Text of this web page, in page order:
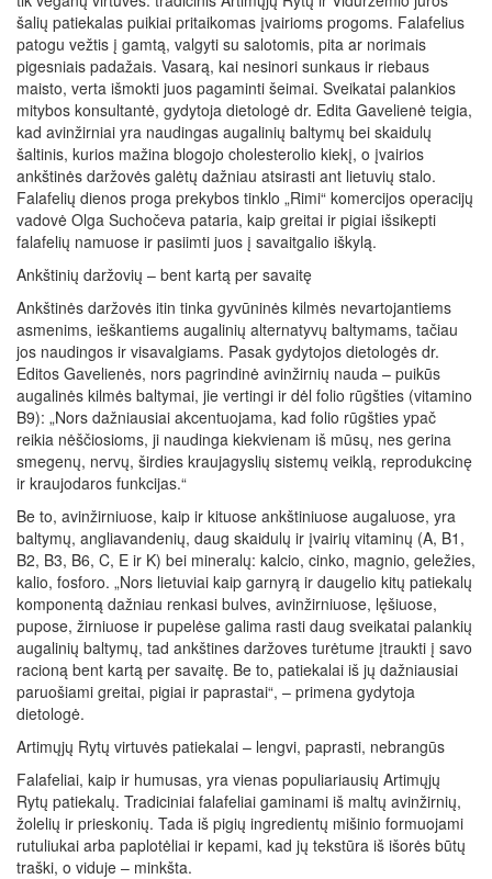
šalių patiekalas puikiai pritaikomas įvairioms progoms. Falafelius
patogu vežtis į gamtą, valgyti su salotomis, pita ar norimais
pigesniais padažais. Vasarą, kai nesinori sunkaus ir riebaus
maisto, verta išmokti juos pagaminti šeimai. Sveikatai palankios
mitybos konsultantė, gydytoja dietologė dr. Edita Gavelienė teigia,
kad avinžirniai yra naudingas augalinių baltymų bei skaidulų
šaltinis, kurios mažina blogojo cholesterolio kiekį, o įvairios
ankštinės daržovės galėtų dažniau atsirasti ant lietuvių stalo.
Falafelių dienos proga prekybos tinklo „Rimi“ komercijos operacijų
vadovė Olga Suchočeva pataria, kaip greitai ir pigiai išsikepti
falafelių namuose ir pasiimti juos į savaitgalio iškylą.
Ankštinių daržovių – bent kartą per savaitę
Ankštinės daržovės itin tinka gyvūninės kilmės nevartojantiems
asmenims, ieškantiems augalinių alternatyvų baltymams, tačiau
jos naudingos ir visavalgiams. Pasak gydytojos dietologės dr.
Editos Gavelienės, nors pagrindinė avinžirnių nauda – puikūs
augalinės kilmės baltymai, jie vertingi ir dėl folio rūgšties (vitamino
B9): „Nors dažniausiai akcentuojama, kad folio rūgšties ypač
reikia nėščiosioms, ji naudinga kiekvienam iš mūsų, nes gerina
smegenų, nervų, širdies kraujagyslių sistemų veiklą, reprodukcinę
ir kraujodaros funkcijas.“
Be to, avinžirniuose, kaip ir kituose ankštiniuose augaluose, yra
baltymų, angliavandenių, daug skaidulų ir įvairių vitaminų (A, B1,
B2, B3, B6, C, E ir K) bei mineralų: kalcio, cinko, magnio, geležies,
kalio, fosforo. „Nors lietuviai kaip garnyrą ir daugelio kitų patiekalų
komponentą dažniau renkasi bulves, avinžirniuose, lęšiuose,
pupose, žirniuose ir pupelėse galima rasti daug sveikatai palankių
augalinių baltymų, tad ankštines daržoves turėtume įtraukti į savo
racioną bent kartą per savaitę. Be to, patiekalai iš jų dažniausiai
paruošiami greitai, pigiai ir paprastai“, – primena gydytoja
dietologė.
Artimųjų Rytų virtuvės patiekalai – lengvi, paprasti, nebrangūs
Falafeliai, kaip ir humusas, yra vienas populiariausių Artimųjų
Rytų patiekalų. Tradiciniai falafeliai gaminami iš maltų avinžirnių,
žolelių ir prieskonių. Tada iš pigių ingredientų mišinio formuojami
rutuliukai arba paplotėliai ir kepami, kad jų tekstūra iš išorės būtų
traški, o viduje – minkšta.